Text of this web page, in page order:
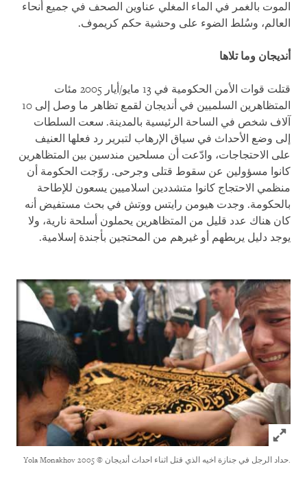
الموت بالغمر في الماء المغلي عناوين الصحف في جميع أنحاء
العالم، وسُلط الضوء على وحشية حكم كريموف.
أنديجان وما تلاها
قتلت قوات الأمن الحكومية في 13 مايو/أيار 2005 مئات
المتظاهرين السلميين في أنديجان لقمع تظاهر ما وصل إلى 10
آلاف شخص في الساحة الرئيسية بالمدينة. سعت السلطات
إلى وضع الأحداث في سياق الإرهاب لتبرير رد فعلها العنيف
على الاحتجاجات، وادّعت أن مسلحين مندسين بين المتظاهرين
كانوا مسؤولين عن سقوط قتلى وجرحى. روّجت الحكومة أن
منظمي الاحتجاج كانوا متشددين اسلاميين يسعون للإطاحة
بالحكومة. وجدت هيومن رايتس ووتش في بحث مستفيض أنه
كان هناك عدد قليل من المتظاهرين يحملون أسلحة نارية، ولا
يوجد دليل يربطهم أو غيرهم من المحتجين بأجندة إسلامية.
Click to expand Image
.حداد الرجل في جنازة اخيه الذي قتل اثناء احداث أنديجان © 2005 Yola Monakhov